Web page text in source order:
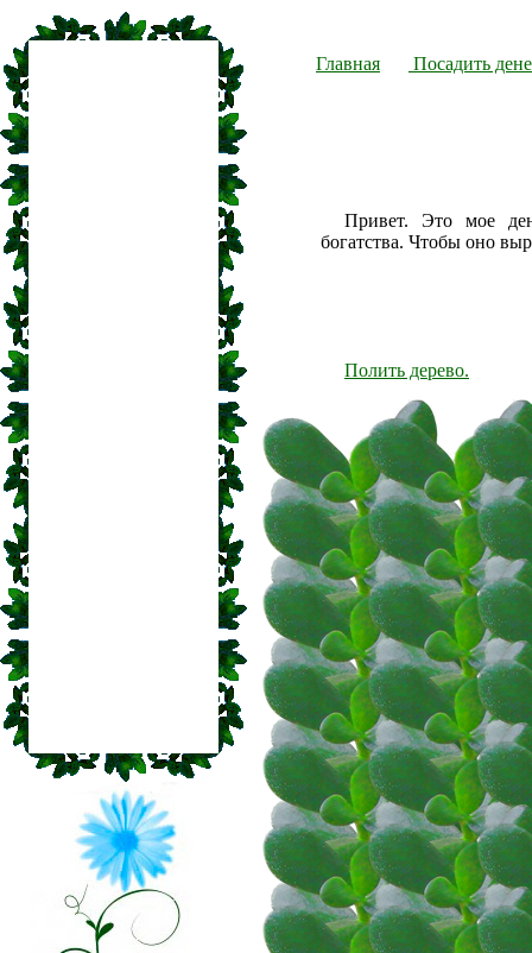
Главная Посадить
Привет. Это мое
богатства. Чтобы оно
Полить дерево.